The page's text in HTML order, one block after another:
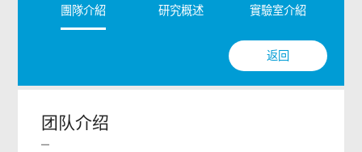
團隊介紹 研究概述 實驗室介紹
返回
团队介绍